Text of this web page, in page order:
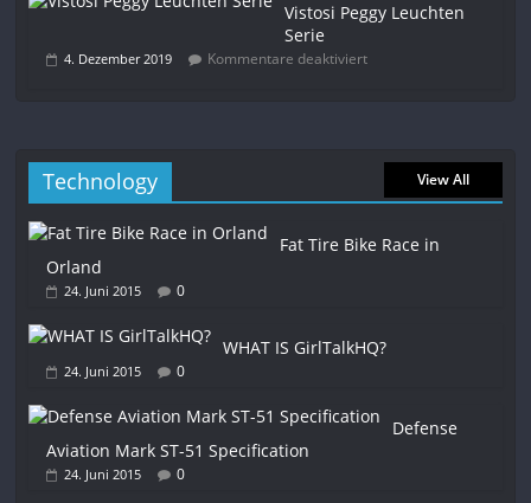
Vistosi Peggy Leuchten
Serie
4. Dezember 2019 Kommentare deaktiviert
Technology View All
Fat Tire Bike Race in
Orland
24. Juni 2015 0
WHAT IS GirlTalkHQ?
24. Juni 2015 0
Defense
Aviation Mark ST-51 Specification
24. Juni 2015 0